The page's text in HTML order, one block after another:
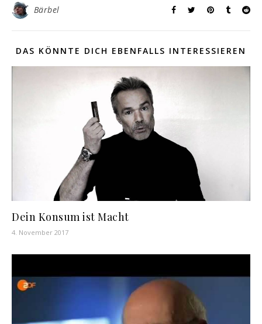
Bärbel
DAS KÖNNTE DICH EBENFALLS INTERESSIEREN
Dein Konsum ist Macht
4. November 2017